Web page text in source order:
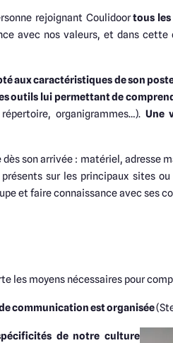
rejoignant Coulidoortous les
avec nos valeurs, et dans
aux caractéristiques de son
outils lui permettant de
organigrammes…).Une
son arrivée : matériel, adresse
sur les principaux sites
et faire connaissance avec ses
les moyens nécessaires pour
communication est organisée
de notre culture